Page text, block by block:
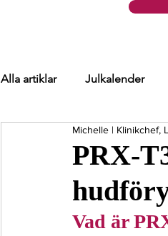
Alla artiklar Julkalender
Hårtransplantation
Profhilo Structura
PRX-
Michelle | Klinikchef,
Vad är